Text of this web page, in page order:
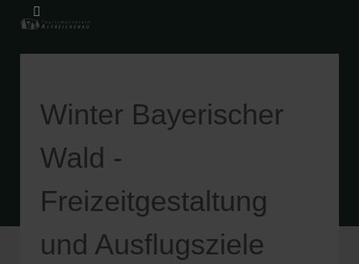
Winter Bayerischer
Wald -
Freizeitgestaltung
und Ausflugsziele